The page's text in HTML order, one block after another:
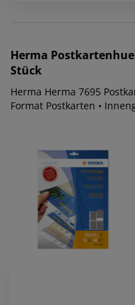
Herma
Stück
Herma Herma 7695
Format Postkarten •